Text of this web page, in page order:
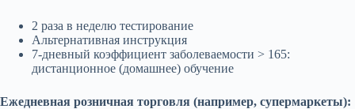
2 раза в неделю тестирование
Альтернативная инструкция
7-дневный коэффициент заболеваемости > 165:
дистанционное (домашнее) обучение
Ежедневная розничная торговля (например, супермаркеты):